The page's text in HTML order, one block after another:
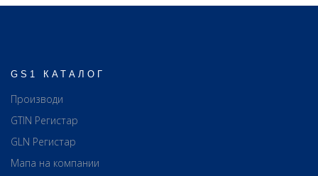
GS1 КАТАЛОГ
Производи
GTIN Регистар
GLN Регистар
Мапа на компании